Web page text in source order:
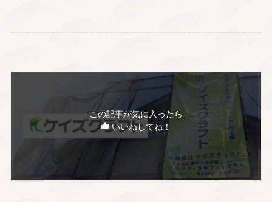
042-567-1056
＼ 友達追加はこちら／
この記事が気に入ったら
いいねしてね！